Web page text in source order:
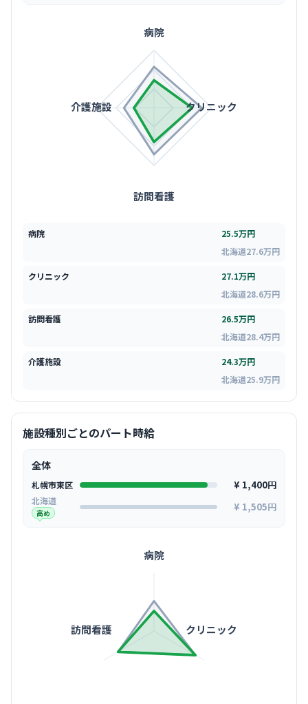
病院
クリニック
訪問看護
介護施設
病院
25.5万円
北海道27.6万円
クリニック
27.1万円
北海道28.6万円
訪問看護
26.5万円
北海道28.4万円
介護施設
24.3万円
北海道25.9万円
施設種別ごとのパート時給
全体
札幌市東区 ¥ 1,400円
北海道
高め ¥ 1,505円
病院
クリニック
訪問看護